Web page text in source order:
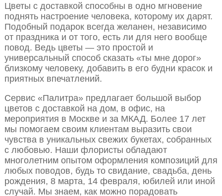
Цветы с доставкой способны в одно мгновение
поднять настроение человека, которому их дарят.
Подобный подарок всегда желанен, независимо
от праздника и от того, есть ли для него вообще
повод. Ведь цветы — это простой и
универсальный способ сказать «ты мне дорог»
близкому человеку, добавить в его будни красок и
приятных впечатлений.
Сервис «Палитра» предлагает большой выбор
цветов с доставкой на дом, в офис, на
мероприятия в Москве и за МКАД. Более 17 лет
мы помогаем своим клиентам выразить свои
чувства в уникальных свежих букетах, собранных
с любовью. Наши флористы обладают
многолетним опытом оформления композиций для
любых поводов, будь то свидание, свадьба, день
рождения, 8 марта, 14 февраля, юбилей или иной
случай. Мы знаем, как можно порадовать